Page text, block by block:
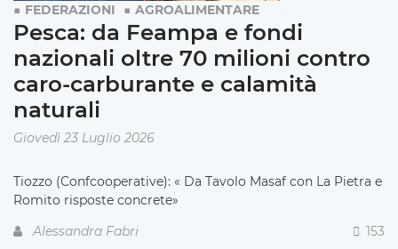
FEDERAZIONI AGROALIMENTARE
Pesca: da Feampa e fondi
nazionali oltre 70 milioni contro
caro-carburante e calamità
naturali
Giovedì 23 Luglio 2026
Tiozzo (Confcooperative): « Da Tavolo Masaf con La Pietra e
Romito risposte concrete»
Alessandra Fabri
153